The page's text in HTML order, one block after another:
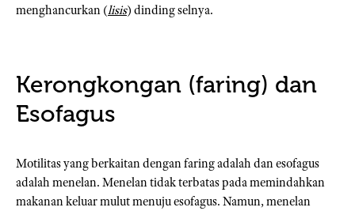
menghancurkan (lisis) dinding selnya.
Kerongkongan (faring) dan
Esofagus
Motilitas yang berkaitan dengan faring adalah dan esofagus
adalah menelan. Menelan tidak terbatas pada memindahkan
makanan keluar mulut menuju esofagus. Namun, menelan